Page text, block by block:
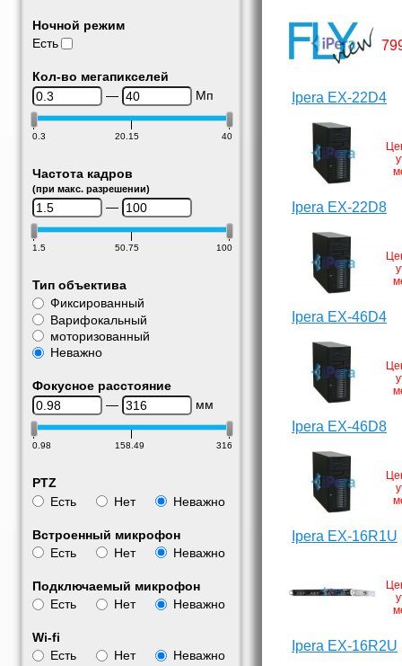
Ночной режим
Есть
Кол-во мегапикселей
—
Мп
0.3 20.15 40
Частота кадров
(при макс. разрешении)
—
1.5 50.75 100
Тип объектива
Фиксированный
Варифокальный
моторизованный
Неважно
Фокусное расстояние
—
мм
0.98 158.49 316
PTZ
Есть
Нет Неважно
Встроенный микрофон
Есть
Нет Неважно
Подключаемый микрофон
Есть
Нет Неважно
Wi-fi
Есть
Нет Неважно
Ipera EX-22D4
Ipera EX-22D8
Ipera EX-46D4
Ipera EX-46D8
Ipera EX-16R1U
Ipera EX-16R2U